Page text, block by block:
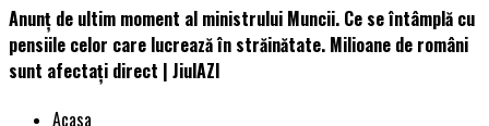
Anunț de ultim moment al ministrului Muncii. Ce se întâmplă cu
pensiile celor care lucrează în străinătate. Milioane de români
sunt afectați direct | JiulAZI
Acasa